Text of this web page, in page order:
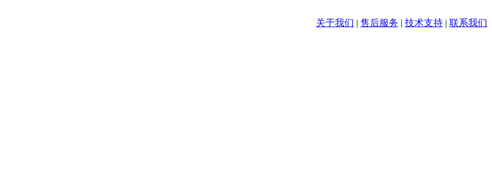
关于我们 | 售后服务 | 技术支持 | 联系我们